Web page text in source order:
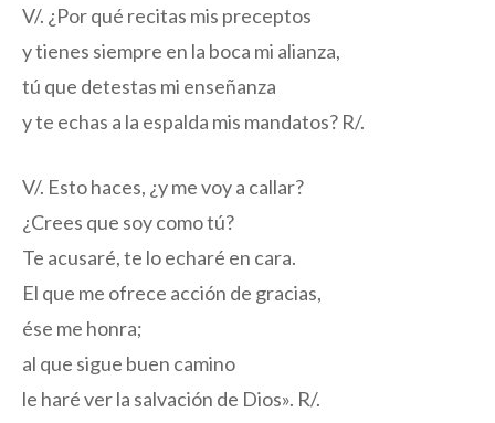
V/. ¿Por qué recitas mis preceptos
y tienes siempre en la boca mi alianza,
tú que detestas mi enseñanza
y te echas a la espalda mis mandatos? R/.
V/. Esto haces, ¿y me voy a callar?
¿Crees que soy como tú?
Te acusaré, te lo echaré en cara.
El que me ofrece acción de gracias,
ése me honra;
al que sigue buen camino
le haré ver la salvación de Dios». R/.